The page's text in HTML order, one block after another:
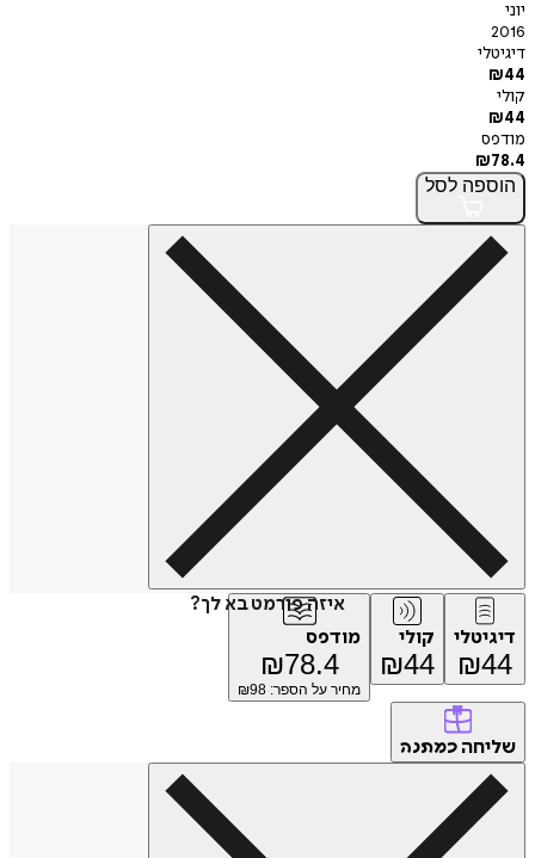
יוני
2016
דיגיטלי
₪44
קולי
₪44
מודפס
₪78.4
הוספה לסל
איזה פורמט בא לך?
דיגיטלי
₪44
קולי
₪44
מודפס
₪78.4
מחיר על הספר: ₪ 98
שליחה כמתנה